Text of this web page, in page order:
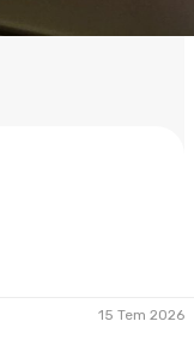
15 Tem 2026